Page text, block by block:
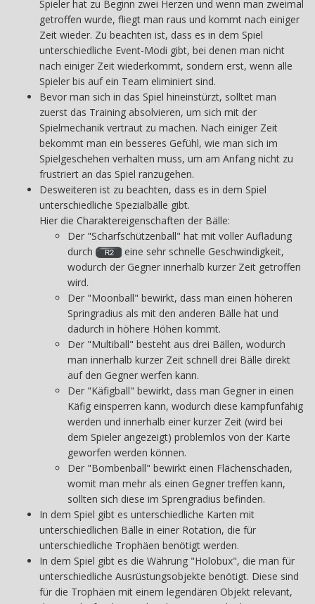
Spieler hat zu Beginn zwei Herzen und wenn man zweimal
getroffen wurde, fliegt man raus und kommt nach einiger
Zeit wieder. Zu beachten ist, dass es in dem Spiel
unterschiedliche Event-Modi gibt, bei denen man nicht
nach einiger Zeit wiederkommt, sondern erst, wenn alle
Spieler bis auf ein Team eliminiert sind.
Bevor man sich in das Spiel hineinstürzt, solltet man
zuerst das Training absolvieren, um sich mit der
Spielmechanik vertraut zu machen. Nach einiger Zeit
bekommt man ein besseres Gefühl, wie man sich im
Spielgeschehen verhalten muss, um am Anfang nicht zu
frustriert an das Spiel ranzugehen.
Desweiteren ist zu beachten, dass es in dem Spiel
unterschiedliche Spezialbälle gibt.
Hier die Charaktereigenschaften der Bälle:
Der "Scharfschützenball" hat mit voller Aufladung
durch
eine sehr schnelle Geschwindigkeit,
wodurch der Gegner innerhalb kurzer Zeit getroffen
wird.
Der "Moonball" bewirkt, dass man einen höheren
Springradius als mit den anderen Bälle hat und
dadurch in höhere Höhen kommt.
Der "Multiball" besteht aus drei Bällen, wodurch
man innerhalb kurzer Zeit schnell drei Bälle direkt
auf den Gegner werfen kann.
Der "Käfigball" bewirkt, dass man Gegner in einen
Käfig einsperren kann, wodurch diese kampfunfähig
werden und innerhalb einer kurzer Zeit (wird bei
dem Spieler angezeigt) problemlos von der Karte
geworfen werden können.
Der "Bombenball" bewirkt einen Flächenschaden,
womit man mehr als einen Gegner treffen kann,
sollten sich diese im Sprengradius befinden.
In dem Spiel gibt es unterschiedliche Karten mit
unterschiedlichen Bälle in einer Rotation, die für
unterschiedliche Trophäen benötigt werden.
In dem Spiel gibt es die Währung "Holobux", die man für
unterschiedliche Ausrüstungsobjekte benötigt. Diese sind
für die Trophäen mit einem legendären Objekt relevant,